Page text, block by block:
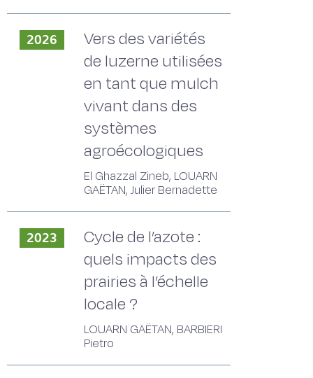
2026
Vers des variétés
de luzerne utilisées
en tant que mulch
vivant dans des
systèmes
agroécologiques
El Ghazzal Zineb, LOUARN
GAËTAN, Julier Bernadette
2023
Cycle de l’azote :
quels impacts des
prairies à l’échelle
locale ?
LOUARN GAËTAN, BARBIERI
Pietro